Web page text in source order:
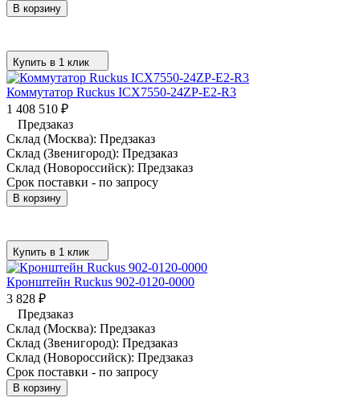
В корзину
Купить в 1 клик
Коммутатор Ruckus ICX7550-24ZP-E2-R3
1 408 510 ₽
Предзаказ
Склад (Москва): Предзаказ
Склад (Звенигород): Предзаказ
Склад (Новороссийск): Предзаказ
Срок поставки - по запросу
В корзину
Купить в 1 клик
Кронштейн Ruckus 902-0120-0000
3 828 ₽
Предзаказ
Склад (Москва): Предзаказ
Склад (Звенигород): Предзаказ
Склад (Новороссийск): Предзаказ
Срок поставки - по запросу
В корзину